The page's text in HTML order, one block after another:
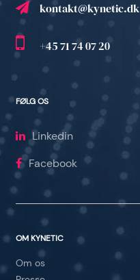
kontakt@kynetic.dk
+45 71 74 07 20
FØLG OS
Linkedin
Facebook
OM KYNETIC
Om os